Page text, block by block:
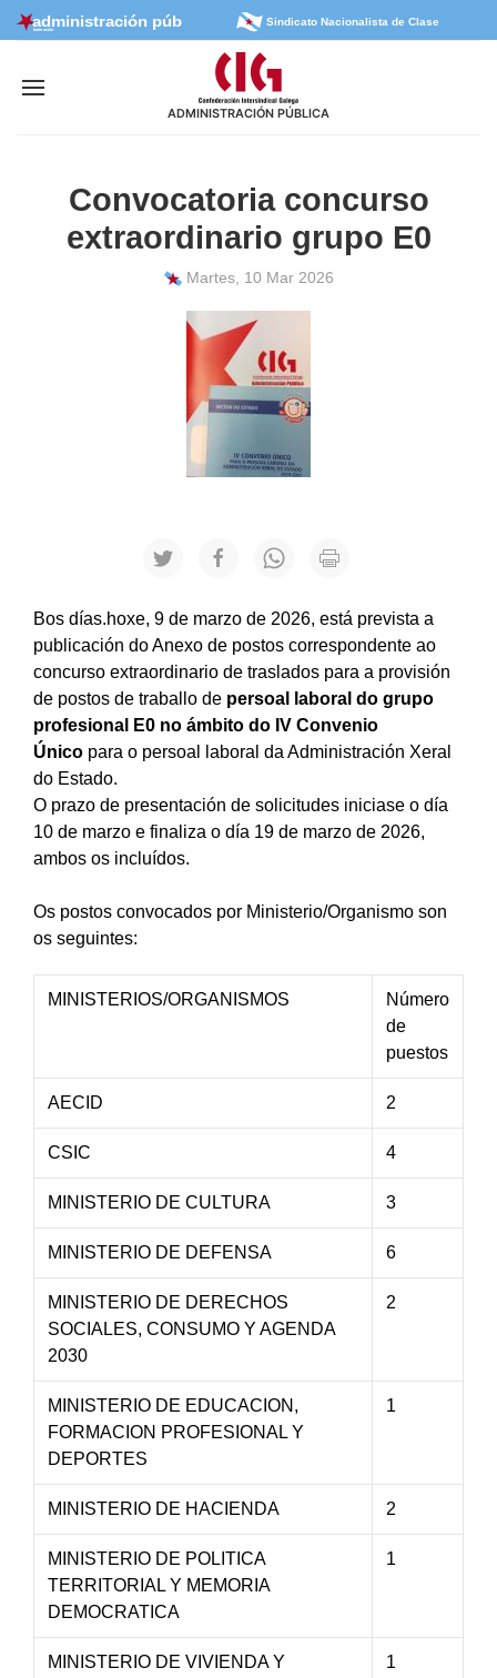
Sindicato Nacionalista de Clase
ADMINISTRACIÓN PÚBLICA
Convocatoria concurso
extraordinario grupo E0
Martes, 10 Mar 2026
Bos días.hoxe, 9 de marzo de 2026, está prevista a
publicación do Anexo de postos correspondente ao
concurso extraordinario de traslados para a provisión
de postos de traballo de persoal laboral do grupo
profesional E0 no ámbito do IV Convenio
Único para o persoal laboral da Administración Xeral
do Estado.
O prazo de presentación de solicitudes iniciase o día
10 de marzo e finaliza o día 19 de marzo de 2026,
ambos os incluídos.
Os postos convocados por Ministerio/Organismo son
os seguintes:
MINISTERIOS/ORGANISMOS
Número
de
puestos
AECID 2
CSIC 4
MINISTERIO DE CULTURA 3
MINISTERIO DE DEFENSA 6
MINISTERIO DE DERECHOS
SOCIALES, CONSUMO Y AGENDA
2030
2
MINISTERIO DE EDUCACION,
FORMACION PROFESIONAL Y
DEPORTES
1
MINISTERIO DE HACIENDA 2
MINISTERIO DE POLITICA
TERRITORIAL Y MEMORIA
DEMOCRATICA
1
MINISTERIO DE VIVIENDA Y
1